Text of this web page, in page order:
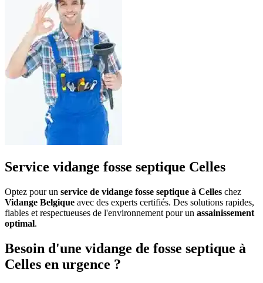
Service vidange fosse septique Celles
Optez pour un service de vidange fosse septique à Celles chez
Vidange Belgique avec des experts certifiés. Des solutions rapides,
fiables et respectueuses de l'environnement pour un assainissement
optimal.
Besoin d'une vidange de fosse septique à
Celles en urgence ?